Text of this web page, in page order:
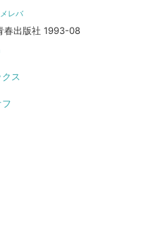
レバ
春出版社 1993-08
ス